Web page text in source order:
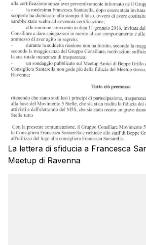
La lettera di sfiducia a Francesca
Meetup di Ravenna